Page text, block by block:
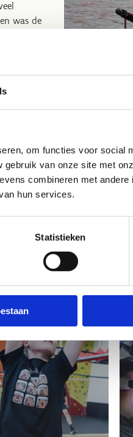
om functies voor social
van onze site met
combineren met
hun services.
Statistieken
was de
lijkt
te weten